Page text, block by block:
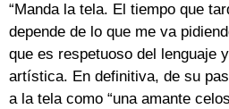
“Manda la tela. El tiempo que
depende de lo que me va
que es respetuoso del lenguaje
artística. En definitiva, de su
a la tela como “una amante